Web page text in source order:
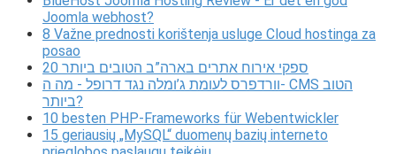
Joomla webhost?
8 Važne prednosti korištenja usluge Cloud hostinga za
posao
20 ספקי אירוח אתרים בארה”ב הטובים ביותר
וורדפרס לעומת ג’ומלה נגד דרופל - מה ה- CMS הטוב
ביותר?
10 besten PHP-Frameworks für Webentwickler
15 geriausių „MySQL“ duomenų bazių interneto